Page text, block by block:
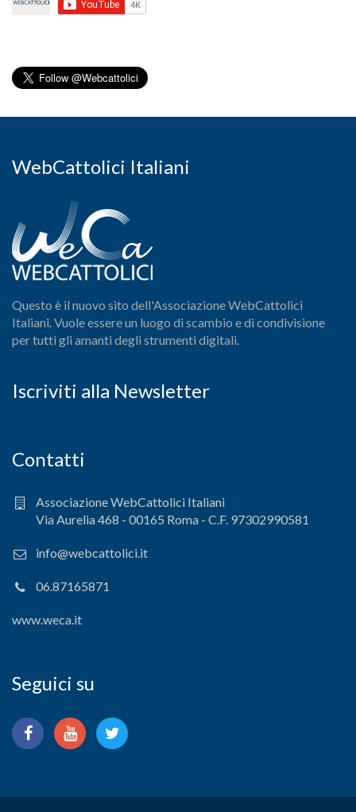
WebCattolici Italiani
Questo è il nuovo sito dell'Associazione WebCattolici
Italiani. Vuole essere un luogo di scambio e di condivisione
per tutti gli amanti degli strumenti digitali.
Iscriviti alla Newsletter
Contatti
Associazione WebCattolici Italiani
Via Aurelia 468 - 00165 Roma - C.F. 97302990581
info@webcattolici.it
06.87165871
www.weca.it
Seguici su